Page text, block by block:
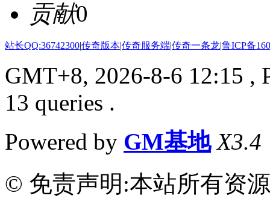
贡献0
站长QQ:36742300|传奇版本|传奇服务端|传奇一条龙|鲁ICP备
GMT+8, 2026-8-6 12:15 ,
13 queries .
Powered by GM基地 X3.4
© 免责声明:本站所有资